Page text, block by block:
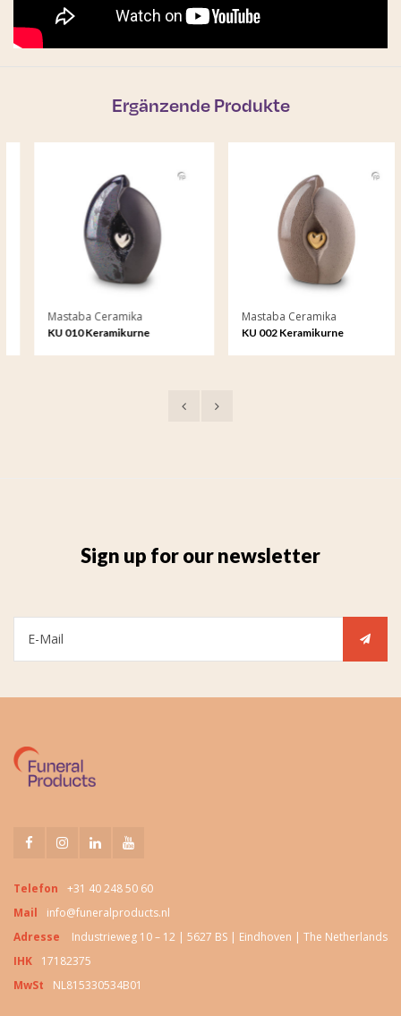
Ergänzende Produkte
Mastaba Ceramika
KU 010 Keramikurne
Mastaba Ceramika
KU 002 Keramikurne
Sign up for our newsletter
Telefon
+31 40 248 50 60
Mail
info@funeralproducts.nl
Adresse
Industrieweg 10 – 12 | 5627 BS | Eindhoven | The Netherlands
IHK
17182375
MwSt
NL815330534B01